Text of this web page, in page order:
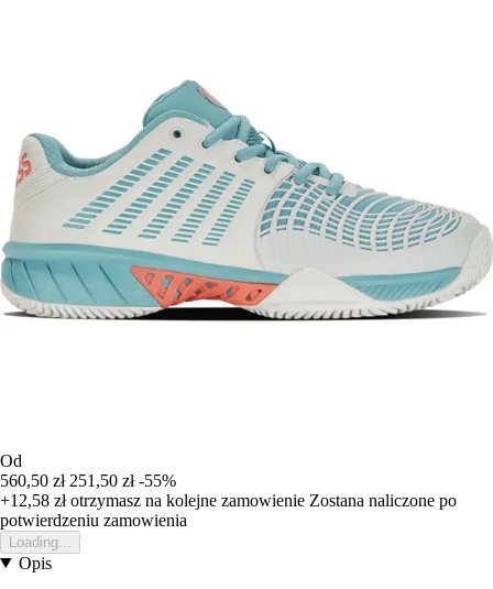
Od
560,50 zł 251,50 zł -55%
+12,58 złotrzymasz na kolejne zamowienie Zostana naliczone po
potwierdzeniu zamowienia
Loading...
Opis